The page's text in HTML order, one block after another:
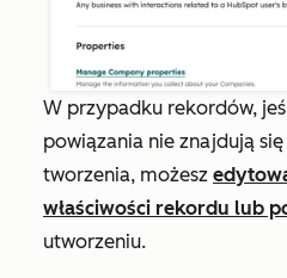
W przypadku rekordów,
powiązania nie znajdują
tworzenia, możesz
właściwości rekordu lub
utworzeniu.